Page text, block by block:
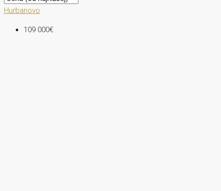
Hurbanovo
109 000€